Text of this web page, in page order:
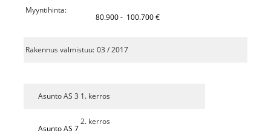
Myyntihinta:
80.900 - 100.700 €
Rakennus valmistuu: 03 / 2017
Asunto AS 3 1. kerros
Asunto AS 7
2. kerros